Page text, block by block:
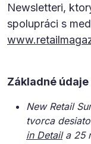
Newsletteri,
spolupráci s
Základné
New Retail
tvorca
in Detaila 25